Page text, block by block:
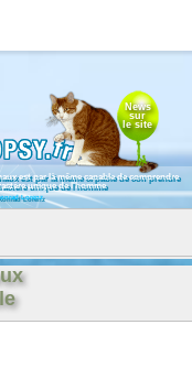
News
sur
le site
est par là même capable de comprendre
unique de l'homme
Lorenz